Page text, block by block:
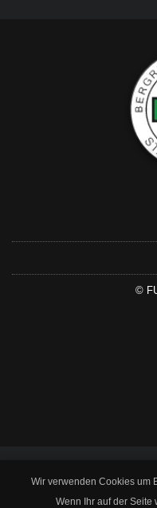
©
Wir verwenden Cookies um
Wenn Ihr auf der Seite